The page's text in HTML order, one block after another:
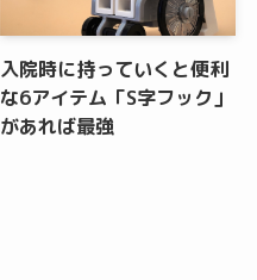
入院時に持っていくと便利
な6アイテム「S字フック」
があれば最強